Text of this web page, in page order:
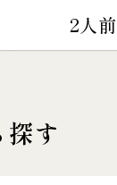
2人前
す